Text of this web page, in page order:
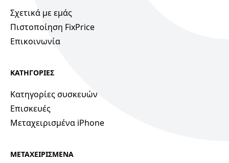
Σχετικά με εμάς
Πιστοποίηση FixPrice
Επικοινωνία
ΚΑΤΗΓΟΡΙΕΣ
Κατηγορίες συσκευών
Επισκευές
Μεταχειρισμένα iPhone
ΜΕΤΑΧΕΙΡΙΣΜΕΝΑ